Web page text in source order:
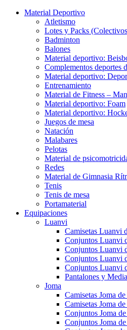
Material Deportivo
Atletismo
Lotes y Packs
Badminton
Balones
Material deportivo:
Complementos deportes
Material deportivo:
Entrenamiento
Material de Fitness –
Material deportivo: Foam
Material deportivo:
Juegos de mesa
Natación
Malabares
Pelotas
Material de
Redes
Material de Gimnasia
Tenis
Tenis de mesa
Portamaterial
Equipaciones
Luanvi
Camisetas Luanvi
Conjuntos Luanvi
Conjuntos Luanvi
Conjuntos Luanvi
Conjuntos Luanvi
Pantalones y
Joma
Camisetas Joma
Camisetas Joma
Conjuntos Joma
Conjuntos Joma